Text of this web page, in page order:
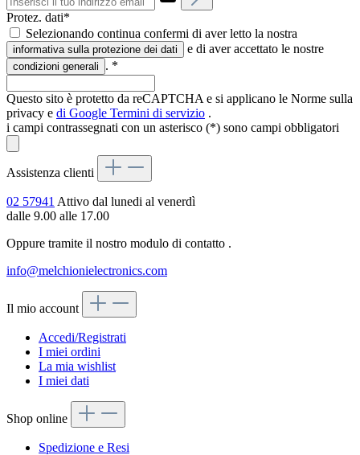
Protez. dati*
Selezionando continua confermi di aver letto la nostra
informativa sulla protezione dei dati e di aver accettato le nostre
condizioni generali . *
Questo sito è protetto da reCAPTCHA e si applicano le Norme sulla
privacy e di Google Termini di servizio .
i campi contrassegnati con un asterisco (*) sono campi obbligatori
Assistenza clienti
02 57941 Attivo dal lunedi al venerdì
dalle 9.00 alle 17.00
Oppure tramite il nostro modulo di contatto .
info@melchionielectronics.com
Il mio account
Accedi/Registrati
I miei ordini
La mia wishlist
I miei dati
Shop online
Spedizione e Resi